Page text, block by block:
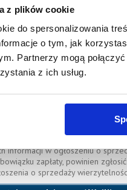
z plików cookie
do spersonalizowania
o tym, jak
Partnerzy mogą
z ich usług.
wierzyciela:
, tel.:
664 257 166
WARSZAWIE
informacji w ogłoszeniu o
zapłaty, powinien
o sprzedaży